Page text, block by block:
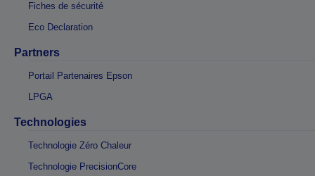
Fiches de sécurité
Eco Declaration
Partners
Portail Partenaires Epson
LPGA
Technologies
Technologie Zéro Chaleur
Technologie PrecisionCore